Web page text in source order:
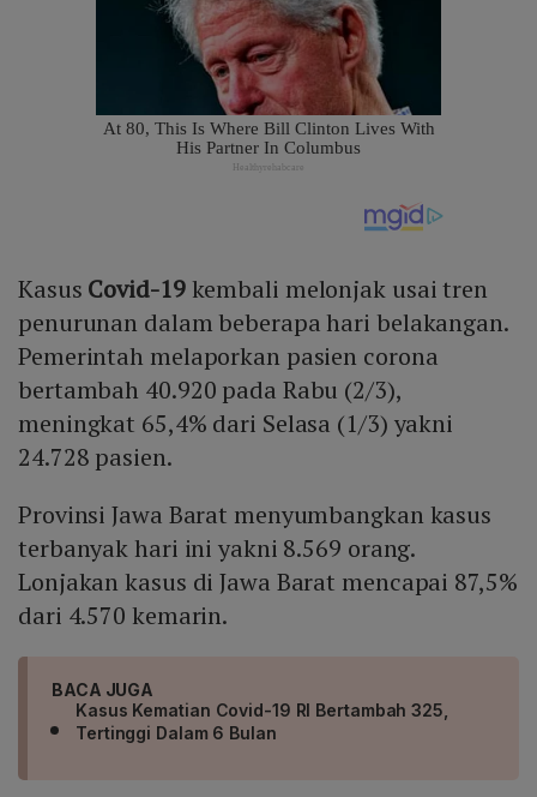
Kasus Covid-19kembali melonjak usai tren
penurunan dalam beberapa hari belakangan.
Pemerintah melaporkan pasien corona
bertambah 40.920 pada Rabu (2/3),
meningkat 65,4% dari Selasa (1/3) yakni
24.728 pasien.
Provinsi Jawa Barat menyumbangkan kasus
terbanyak hari ini yakni 8.569 orang.
Lonjakan kasus di Jawa Barat mencapai 87,5%
dari 4.570 kemarin.
BACA JUGA
Kasus Kematian Covid-19 RI Bertambah 325,
Tertinggi Dalam 6 Bulan